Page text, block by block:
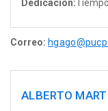
Dedicación:
Correo:
ALBERTO